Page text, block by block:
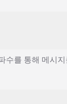
수를 통해 메시